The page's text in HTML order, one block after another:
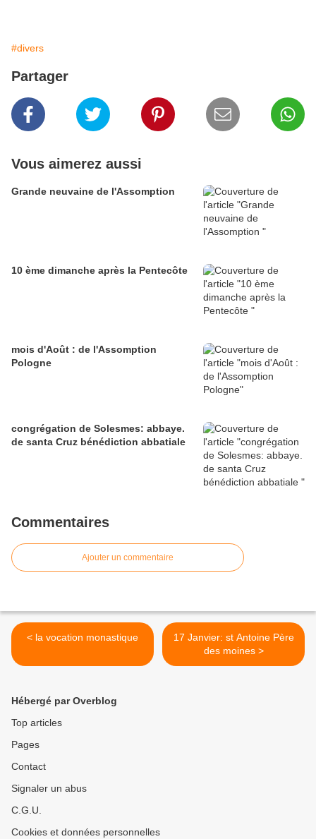
#divers
Partager
Vous aimerez aussi
Grande neuvaine de l'Assomption
10 ème dimanche après la Pentecôte
mois d'Août : de l'Assomption
Pologne
congrégation de Solesmes: abbaye.
de santa Cruz bénédiction abbatiale
Commentaires
Ajouter un commentaire
< la vocation monastique
17 Janvier: st Antoine Père
des moines >
Hébergé par Overblog
Top articles
Pages
Contact
Signaler un abus
C.G.U.
Cookies et données personnelles